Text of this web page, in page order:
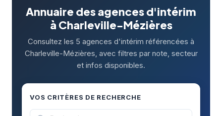
Annuaire des agences d'intérim
à Charleville-Mézières
Consultez les 5 agences d'intérim référencées à
Charleville-Mézières, avec filtres par note, secteur
et infos disponibles.
VOS CRITÈRES DE RECHERCHE